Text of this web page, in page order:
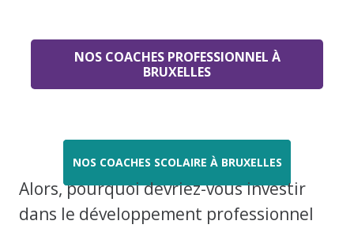
NOS COACHES PROFESSIONNEL À
BRUXELLES
NOS COACHES SCOLAIRE À BRUXELLES
Alors, pourquoi devriez-vous investir
dans le développement professionnel